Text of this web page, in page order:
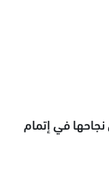
في إتمام